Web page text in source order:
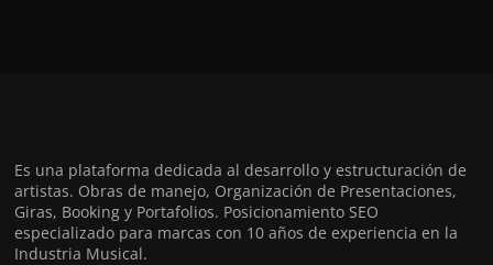
Es una plataforma dedicada al desarrollo y estructuración de
artistas. Obras de manejo, Organización de Presentaciones,
Giras, Booking y Portafolios. Posicionamiento SEO
especializado para marcas con 10 años de experiencia en la
Industria Musical.